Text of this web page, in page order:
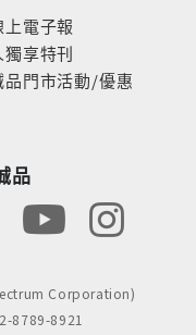
電子報
享特刊
品門市活動/優惠
品
Corporation)
8789-8921